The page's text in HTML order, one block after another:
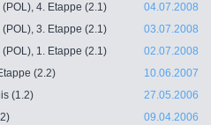
4. Etappe (2.1)
04.07.2008
3. Etappe (2.1)
03.07.2008
1. Etappe (2.1)
02.07.2008
(2.2)
10.06.2007
(1.2)
27.05.2006
09.04.2006